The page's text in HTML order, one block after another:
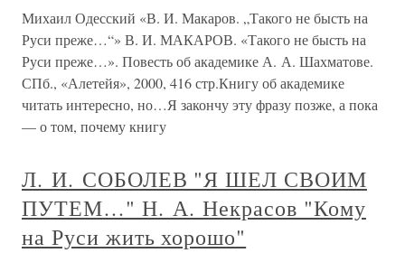
Михаил Одесский «В. И. Макаров. „Такого не бысть на
Руси преже…“» В. И. МАКАРОВ. «Такого не бысть на
Руси преже…». Повесть об академике А. А. Шахматове.
СПб., «Алетейя», 2000, 416 стр.Книгу об академике
читать интересно, но…Я закончу эту фразу позже, а пока
— о том, почему книгу
Л. И. СОБОЛЕВ "Я ШЕЛ СВОИМ
ПУТЕМ…" Н. А. Некрасов "Кому
на Руси жить хорошо"